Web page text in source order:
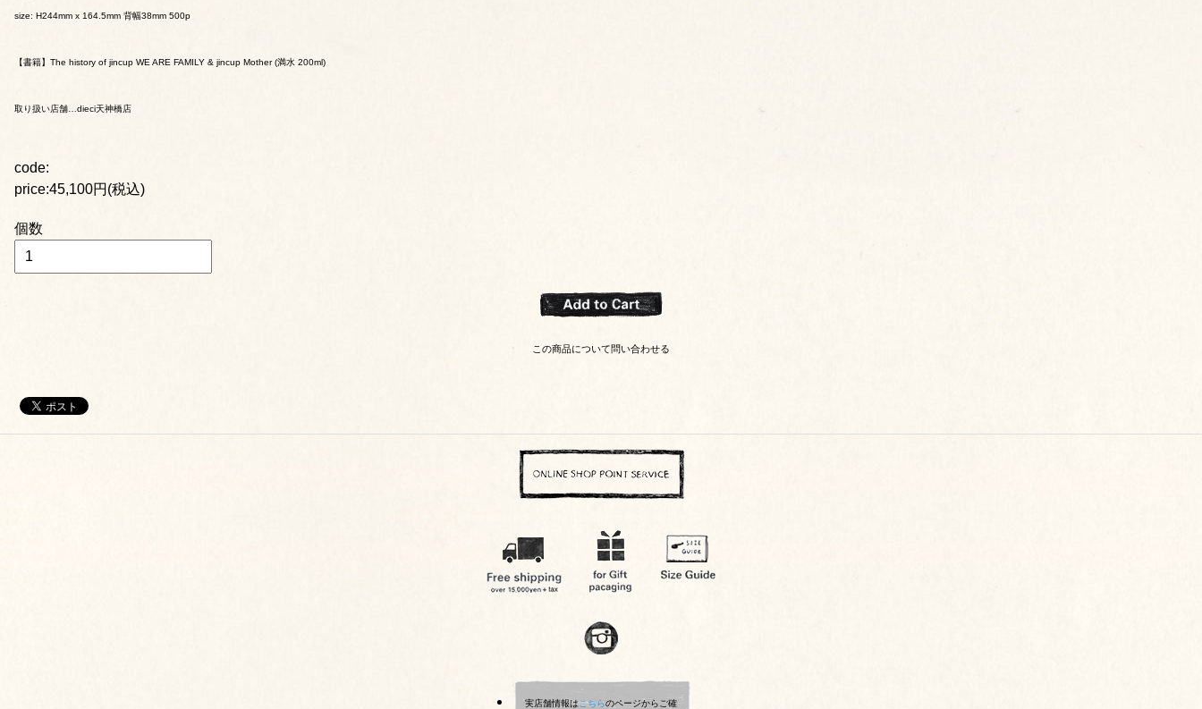
size: H244mm x 164.5mm 背幅38mm 500p
【書籍】The history of jincup WE ARE FAMILY & jincup Mother (満水 200ml)
取り扱い店舗…dieci天神橋店
code:
price:45,100円(税込)
個数
この商品について問い合わせる
実店舗情報はこちらのページからご確